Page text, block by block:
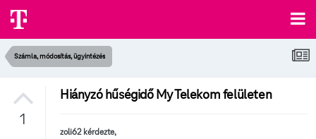
Számla, módosítás, ügyintézés
1
Hiányzó hűségidő My Telekom felületen
zoli62kérdezte,